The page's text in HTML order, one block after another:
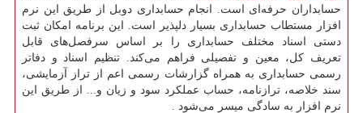
حسابداران حرفه‌ای است. انجام حسابداری دوبل از طریق این نرم
افزار مستطاب حسابداری بسیار دلپذیر است. این برنامه امکان ثبت
دستی اسناد مختلف حسابداری را بر اساس سرفصل‌های قابل
تعریف کل، معین و تفصیلی فراهم می‌کند. تنظیم اسناد و دفاتر
رسمی حسابداری به همراه گزارشات رسمی اعم از تراز آزمایشی،
سند خلاصه، ترازنامه، حساب عملکرد سود و زیان و... از طریق این
نرم افزار به سادگی میسر می‌شود